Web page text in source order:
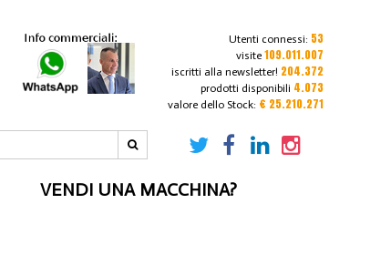
Utenti connessi: 53
visite 109.011.007
iscritti alla newsletter! 204.372
prodotti disponibili 4.073
valore dello Stock: € 25.210.271
VENDI UNA MACCHINA?